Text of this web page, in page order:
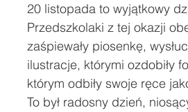
20 listopada to wyjątkowy
Przedszkolaki z tej okazji
zaśpiewały piosenkę,
ilustracje, którymi ozdobiły
którym odbiły swoje ręce
To był radosny dzień,